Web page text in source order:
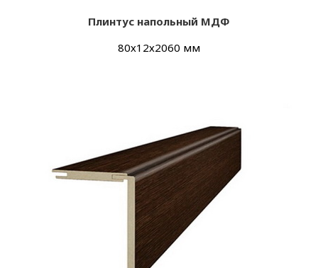
Плинтус напольный МДФ
80х12х2060 мм